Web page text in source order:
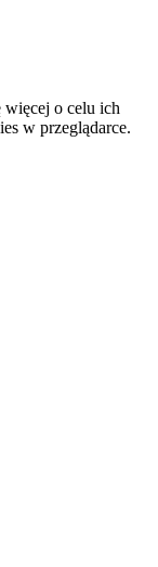
o celu ich
w przeglądarce.